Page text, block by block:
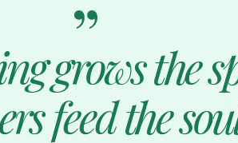
grows the
feed the